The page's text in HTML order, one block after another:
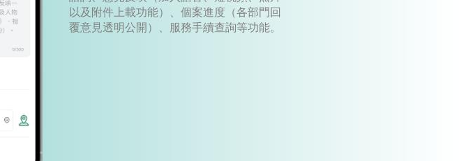
以及附件上載功能）、個案進度（各部門回
覆意見透明公開）、服務手續查詢等功能。